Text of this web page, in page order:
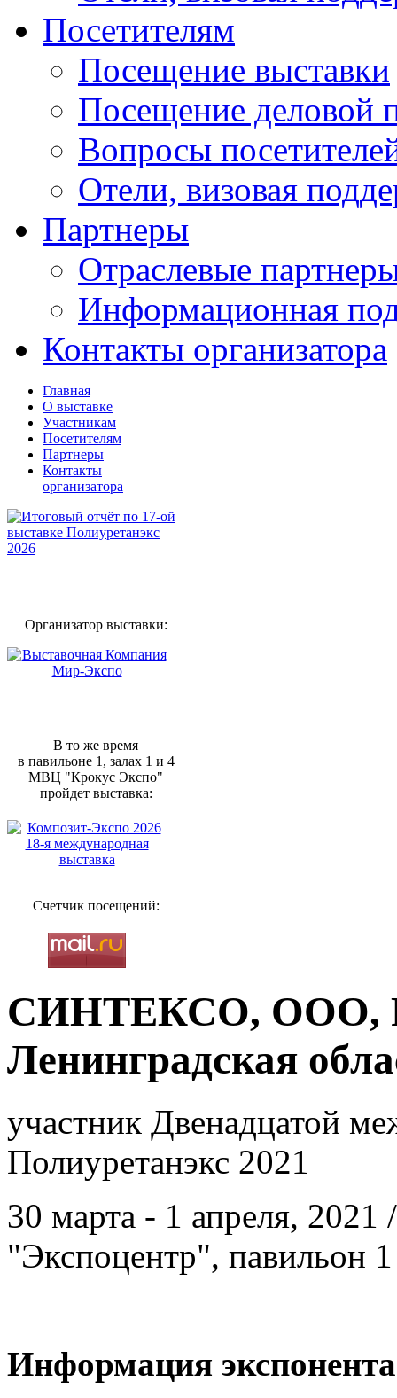
Посетителям
Посещение выставки
Посещение деловой
Вопросы
Отели, визовая
Партнеры
Отраслевые
Информационная
Контакты организатора
Главная
О выставке
Участникам
Посетителям
Партнеры
Контакты
организатора
Организатор выставки:
В то же время
в павильоне 1, залах 1 и 4
МВЦ "Крокус Экспо"
пройдет выставка:
Счетчик посещений:
СИНТЕКСО, ООО,
Ленинградская
участник Двенадцатой
Полиуретанэкс 2021
30 марта - 1 апреля,
"Экспоцентр", павильон 1
Информация